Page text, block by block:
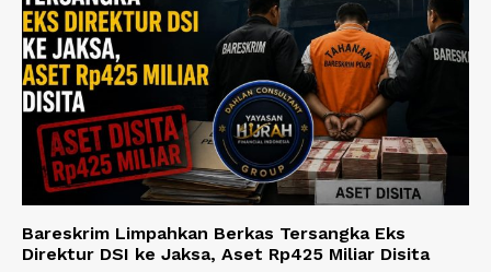
Bareskrim Limpahkan Berkas Tersangka Eks
Direktur DSI ke Jaksa, Aset Rp425 Miliar Disita